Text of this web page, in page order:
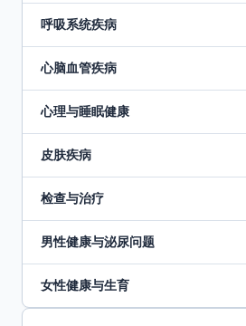
呼吸系统疾病
心脑血管疾病
心理与睡眠健康
皮肤疾病
检查与治疗
男性健康与泌尿问题
女性健康与生育